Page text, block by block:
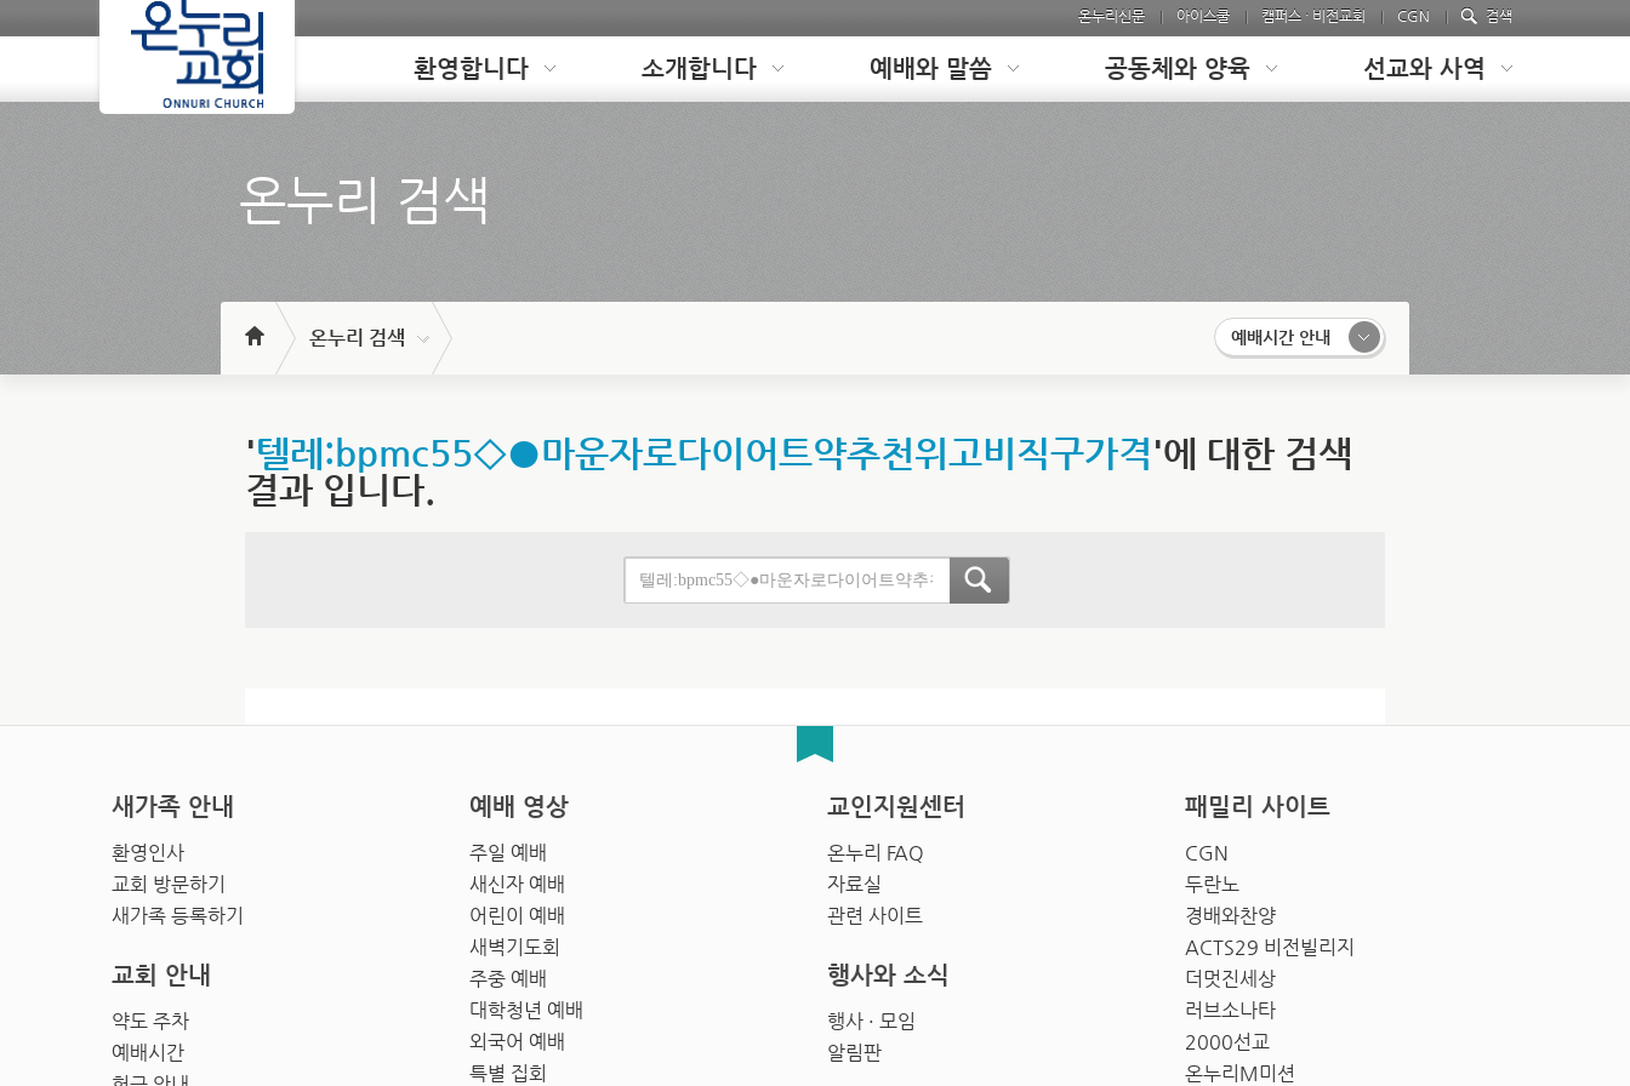
온누리신문 아이스쿨 캠퍼스 · 비전교회 CGN 검색
Loading 환영합니다 소개합니다 예배와 말씀 공동체와 양육 선교와 사역
온누리 검색
온누리 검색 예배시간 안내
'텔레:bpmc55◇●마운자로다이어트약추천위고비직구가격'에 대한 검색
결과 입니다.
새가족 안내
환영인사
교회 방문하기
새가족 등록하기
예배 영상
주일 예배
새신자 예배
어린이 예배
새벽기도회
주중 예배
대학청년 예배
외국어 예배
특별 집회
교인지원센터
온누리 FAQ
자료실
관련 사이트
패밀리 사이트
CGN
두란노
경배와찬양
ACTS29 비전빌리지
더멋진세상
러브소나타
2000선교
온누리M미션
교회 안내
약도 주차
예배시간
행사와 소식
행사 · 모임
알림판